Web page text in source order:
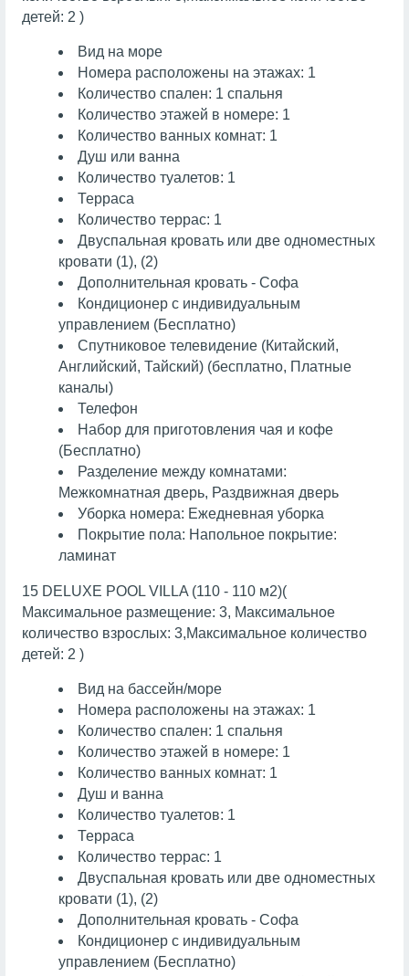
детей: 2 )
Вид на море
Номера расположены на этажах: 1
Количество спален: 1 спальня
Количество этажей в номере: 1
Количество ванных комнат: 1
Душ или ванна
Количество туалетов: 1
Терраса
Количество террас: 1
Двуспальная кровать или две одноместных
кровати (1), (2)
Дополнительная кровать - Софа
Кондиционер с индивидуальным
управлением (Бесплатно)
Спутниковое телевидение (Китайский,
Английский, Тайский) (бесплатно, Платные
каналы)
Телефон
Набор для приготовления чая и кофе
(Бесплатно)
Разделение между комнатами:
Межкомнатная дверь, Раздвижная дверь
Уборка номера: Ежедневная уборка
Покрытие пола: Напольное покрытие:
ламинат
15 DELUXE POOL VILLA (110 - 110 м2)(
Максимальное размещение: 3, Максимальное
количество взрослых: 3,Максимальное количество
детей: 2 )
Вид на бассейн/море
Номера расположены на этажах: 1
Количество спален: 1 спальня
Количество этажей в номере: 1
Количество ванных комнат: 1
Душ и ванна
Количество туалетов: 1
Терраса
Количество террас: 1
Двуспальная кровать или две одноместных
кровати (1), (2)
Дополнительная кровать - Софа
Кондиционер с индивидуальным
управлением (Бесплатно)